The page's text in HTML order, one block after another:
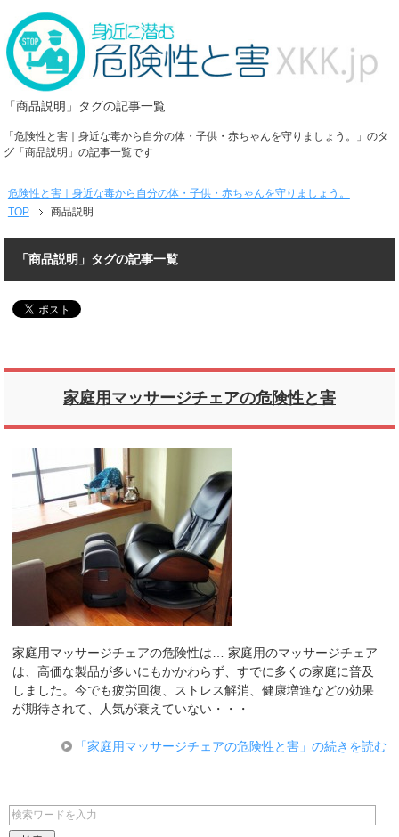
「商品説明」タグの記事一覧
「危険性と害｜身近な毒から自分の体・子供・赤ちゃんを守りましょう。」のタ
グ「商品説明」の記事一覧です
危険性と害｜身近な毒から自分の体・子供・赤ちゃんを守りましょう。
TOP
商品説明
「商品説明」タグの記事一覧
家庭用マッサージチェアの危険性と害
家庭用マッサージチェアの危険性は… 家庭用のマッサージチェア
は、高価な製品が多いにもかかわらず、すでに多くの家庭に普及
しました。今でも疲労回復、ストレス解消、健康増進などの効果
が期待されて、人気が衰えていない・・・
「家庭用マッサージチェアの危険性と害」の続きを読む